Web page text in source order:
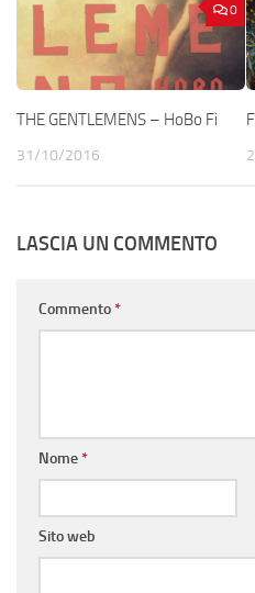
0
THE GENTLEMENS – HoBo Fi
31/10/2016
LASCIA UN COMMENTO
Commento*
Nome*
Sito web